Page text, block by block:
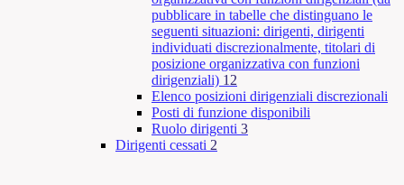
pubblicare in tabelle che distinguano le
seguenti situazioni: dirigenti, dirigenti
individuati discrezionalmente, titolari di
posizione organizzativa con funzioni
dirigenziali) 12
Elenco posizioni dirigenziali discrezionali
Posti di funzione disponibili
Ruolo dirigenti 3
Dirigenti cessati 2